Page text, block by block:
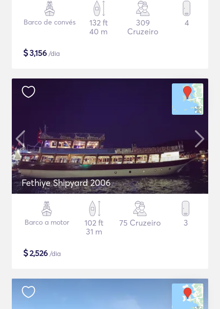
Barco de convés
132 ft
40 m
309
Cruzeiro
4
$3,156 /dia
Fethiye Shipyard 2006
Barco a motor
102 ft
31 m
75 Cruzeiro 3
$2,526 /dia